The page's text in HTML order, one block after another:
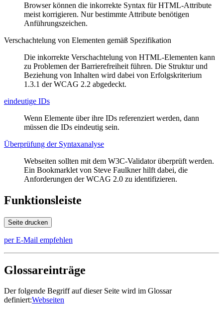
Browser können die inkorrekte Syntax für HTML-Attribute
meist korrigieren. Nur bestimmte Attribute benötigen
Anführungszeichen.
Verschachtelung von Elementen gemäß Spezifikation
Die inkorrekte Verschachtelung von HTML-Elementen kann
zu Problemen der Barrierefreiheit führen. Die Struktur und
Beziehung von Inhalten wird dabei von Erfolgskriterium
1.3.1 der WCAG 2.2 abgedeckt.
eindeutige IDs
Wenn Elemente über ihre IDs referenziert werden, dann
müssen die IDs eindeutig sein.
Überprüfung der Syntaxanalyse
Webseiten sollten mit dem W3C-Validator überprüft werden.
Ein Bookmarklet von Steve Faulkner hilft dabei, die
Anforderungen der WCAG 2.0 zu identifizieren.
Funktionsleiste
Seite drucken
per E-Mail empfehlen
Glossareinträge
Der folgende Begriff auf dieser Seite wird im Glossar
definiert:Webseiten